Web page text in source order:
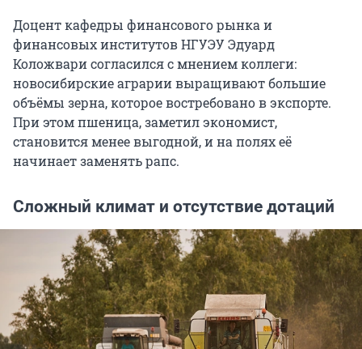
Доцент кафедры финансового рынка и
финансовых институтов НГУЭУ Эдуард
Коложвари согласился с мнением коллеги:
новосибирские аграрии выращивают большие
объёмы зерна, которое востребовано в экспорте.
При этом пшеница, заметил экономист,
становится менее выгодной, и на полях её
начинает заменять рапс.
Сложный климат и отсутствие дотаций